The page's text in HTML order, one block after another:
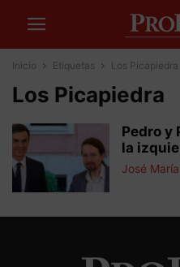
Inicio Etiquetas Los Picapiedra
Los Picapiedra
Pedro y
la
José